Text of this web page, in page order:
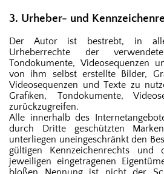
3. Urheber- und
Der Autor ist bestrebt, in
Urheberrechte der
Tondokumente, Videosequenzen
von ihm selbst erstellte Bilder,
Videosequenzen und Texte zu
Grafiken, Tondokumente,
zurückzugreifen.
Alle innerhalb des
durch Dritte geschützten
unterliegen uneingeschränkt den
gültigen Kennzeichenrechts und
jeweiligen eingetragenen